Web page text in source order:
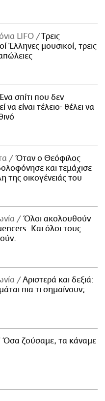
LIFO
Tρεις
Έλληνες μουσικοί, τρεις
σπίτι που δεν
να είναι τέλειο· θέλει να
Όταν ο Θεόφιλος
και τεμάχισε
της οικογένειάς του
Όλοι ακολουθούν
Και όλοι τους
Αριστερά και δεξιά:
πια τι σημαίνουν;
Όσα ζούσαμε, τα κάναμε